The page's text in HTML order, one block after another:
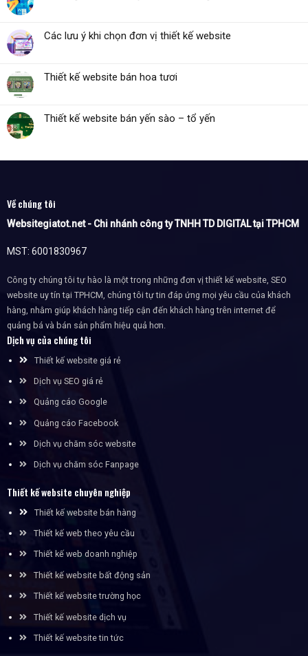
Các lưu ý khi chọn đơn vị thiết kế website
Thiết kế website bán hoa tươi
Thiết kế website bán yến sào – tổ yến
Về chúng tôi
Websitegiatot.net - Chi nhánh công ty TNHH TD DIGITAL tại TPHCM
MST: 6001830967
Công ty chúng tôi tự hào là một trong những đơn vị thiết kế website, SEO
website uy tín tại TPHCM, chúng tôi tự tin đáp ứng mọi yêu cầu của khách
hàng, nhằm giúp khách hàng tiếp cận đến khách hàng trên internet để
quảng bá và bán sản phẩm hiệu quả hơn.
Dịch vụ của chúng tôi
Thiết kế website giá rẻ
Dịch vụ SEO giá rẻ
Quảng cáo Google
Quảng cáo Facebook
Dịch vụ chăm sóc website
Dịch vụ chăm sóc Fanpage
Thiết kế website chuyên nghiệp
Thiết kế website bán hàng
Thiết kế web theo yêu cầu
Thiết kế web doanh nghiệp
Thiết kế website bất động sản
Thiết kế website trường học
Thiết kế website dịch vụ
Thiết kế website tin tức